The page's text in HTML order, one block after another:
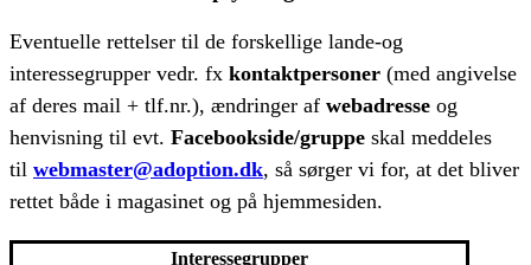
Eventuelle rettelser til de forskellige lande-og
interessegrupper vedr. fx kontaktpersoner (med angivelse
af deres mail + tlf.nr.), ændringer af webadresse og
henvisning til evt. Facebookside/gruppe skal meddeles
til webmaster@adoption.dk, så sørger vi for, at det bliver
rettet både i magasinet og på hjemmesiden.
Interessegrupper